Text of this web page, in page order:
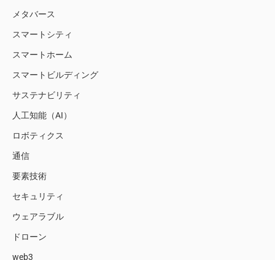
メタバース
スマートシティ
スマートホーム
スマートビルディング
サステナビリティ
人工知能（AI）
ロボティクス
通信
要素技術
セキュリティ
ウェアラブル
ドローン
web3